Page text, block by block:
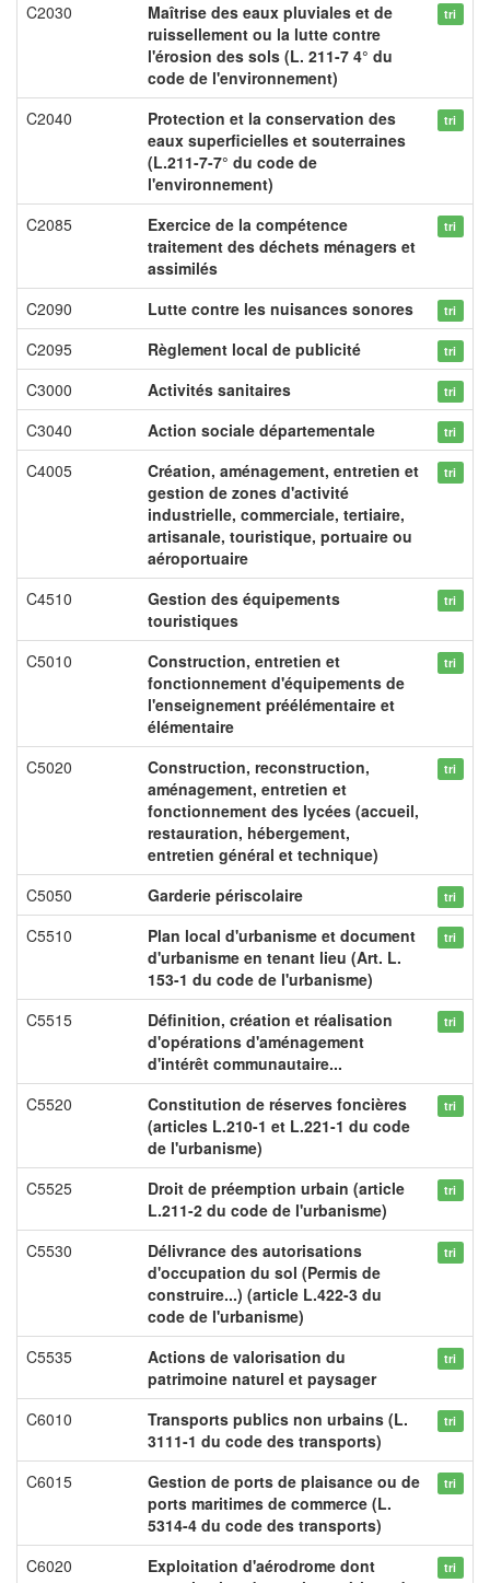
C2030
Maîtrise des eaux pluviales et de
ruissellement ou la lutte contre
l'érosion des sols (L. 211-7 4° du
code de l'environnement)
tri
C2040
Protection et la conservation des
eaux superficielles et souterraines
(L.211-7-7° du code de
l'environnement)
tri
C2085
Exercice de la compétence
traitement des déchets ménagers et
assimilés
tri
C2090 Lutte contre les nuisances sonores tri
C2095 Règlement local de publicité tri
C3000 Activités sanitaires tri
C3040 Action sociale départementale tri
C4005
Création, aménagement, entretien et
gestion de zones d'activité
industrielle, commerciale, tertiaire,
artisanale, touristique, portuaire ou
aéroportuaire
tri
C4510
Gestion des équipements
touristiques
tri
C5010
Construction, entretien et
fonctionnement d'équipements de
l'enseignement préélémentaire et
élémentaire
tri
C5020
Construction, reconstruction,
aménagement, entretien et
fonctionnement des lycées (accueil,
restauration, hébergement,
entretien général et technique)
tri
C5050 Garderie périscolaire tri
C5510
Plan local d'urbanisme et document
d'urbanisme en tenant lieu (Art. L.
153-1 du code de l'urbanisme)
tri
C5515
Définition, création et réalisation
d'opérations d'aménagement
d'intérêt communautaire...
tri
C5520
Constitution de réserves foncières
(articles L.210-1 et L.221-1 du code
de l'urbanisme)
tri
C5525
Droit de préemption urbain (article
L.211-2 du code de l'urbanisme)
tri
C5530
Délivrance des autorisations
d'occupation du sol (Permis de
construire...) (article L.422-3 du
code de l'urbanisme)
tri
C5535
Actions de valorisation du
patrimoine naturel et paysager
tri
C6010
Transports publics non urbains (L.
3111-1 du code des transports)
tri
C6015
Gestion de ports de plaisance ou de
ports maritimes de commerce (L.
5314-4 du code des transports)
tri
C6020
Exploitation d'aérodrome dont
tri